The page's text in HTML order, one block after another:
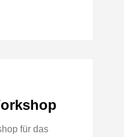
für das